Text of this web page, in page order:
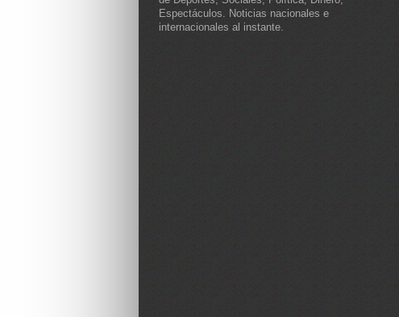
Espectáculos. Noticias nacionales e
internacionales al instante.